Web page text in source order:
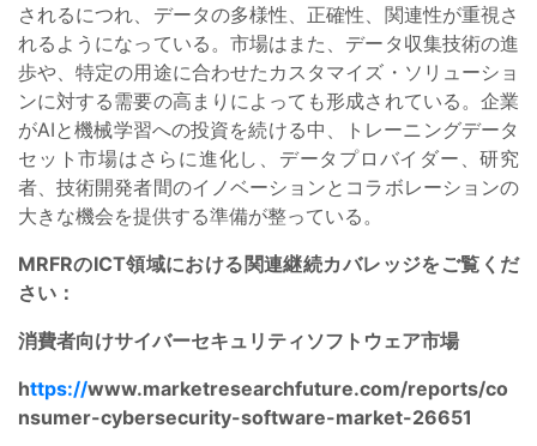
されるにつれ、データの多様性、正確性、関連性が重視さ
れるようになっている。市場はまた、データ収集技術の進
歩や、特定の用途に合わせたカスタマイズ・ソリューショ
ンに対する需要の高まりによっても形成されている。企業
がAIと機械学習への投資を続ける中、トレーニングデータ
セット市場はさらに進化し、データプロバイダー、研究
者、技術開発者間のイノベーションとコラボレーションの
大きな機会を提供する準備が整っている。
MRFRのICT領域における関連継続カバレッジをご覧くだ
さい：
消費者向けサイバーセキュリティソフトウェア市場
https://www.marketresearchfuture.com/reports/co
nsumer-cybersecurity-software-market-26651